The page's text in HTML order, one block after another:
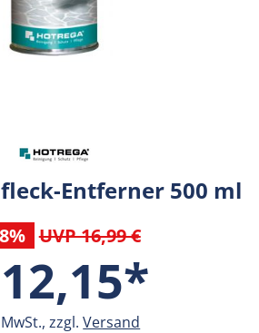
Entferner 500 ml
UVP 16,99 €
zzgl.Versand